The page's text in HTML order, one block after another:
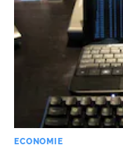
ECONOMIE